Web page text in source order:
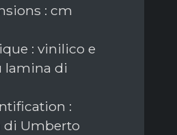
: cm
: vinilico e
lamina di
:
di Umberto